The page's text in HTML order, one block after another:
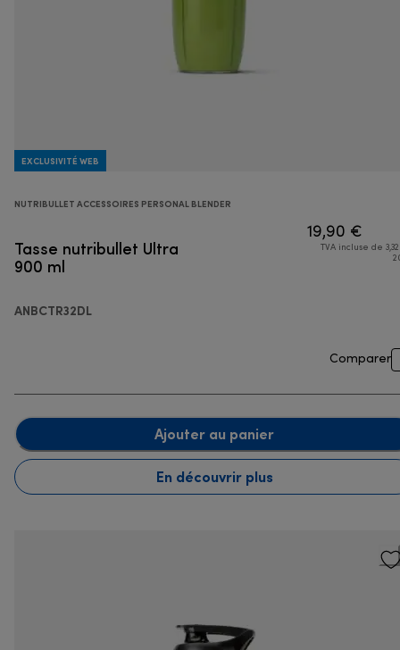
EXCLUSIVITÉ WEB
NUTRIBULLET ACCESSOIRES PERSONAL BLENDER
Tasse nutribullet Ultra
900 ml
ANBCTR32DL
19,90 €
TVA incluse de
Comparer
Ajouter au panier
En découvrir plus